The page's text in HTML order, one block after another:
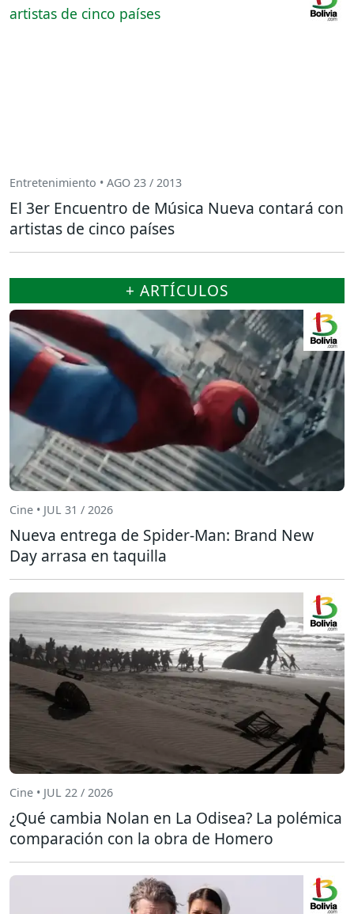
Entretenimiento • AGO 23 / 2013
El 3er Encuentro de Música Nueva contará con
artistas de cinco países
+ ARTÍCULOS
Cine • JUL 31 / 2026
Nueva entrega de Spider-Man: Brand New
Day arrasa en taquilla
Cine • JUL 22 / 2026
¿Qué cambia Nolan en La Odisea? La polémica
comparación con la obra de Homero